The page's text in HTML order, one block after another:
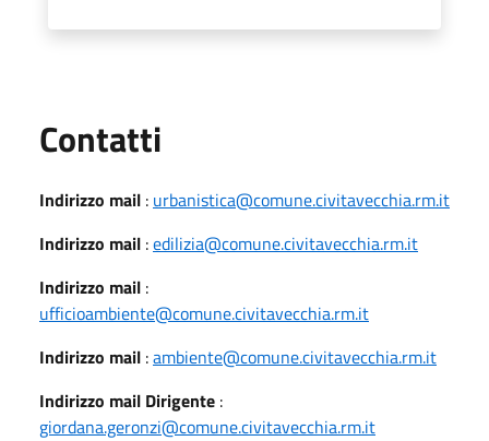
Contatti
Indirizzo mail : urbanistica@comune.civitavecchia.rm.it
Indirizzo mail :edilizia@comune.civitavecchia.rm.it
Indirizzo mail :
ufficioambiente@comune.civitavecchia.rm.it
Indirizzo mail :ambiente@comune.civitavecchia.rm.it
Indirizzo mail Dirigente :
giordana.geronzi@comune.civitavecchia.rm.it